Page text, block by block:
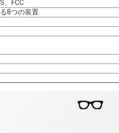
、FCC
8つの装置